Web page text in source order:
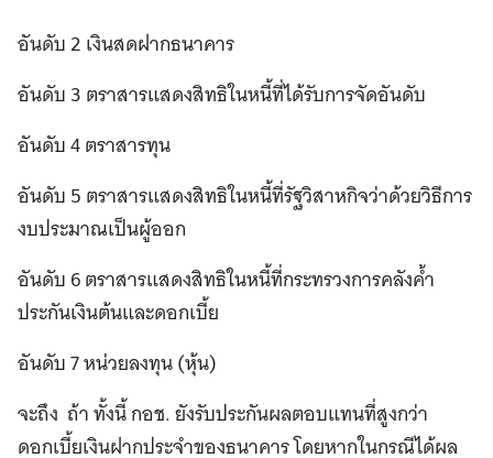
อันดับ 2 เงินสดฝากธนาคาร
อันดับ 3 ตราสารแสดงสิทธิในหนี้ที่ได้รับการจัดอันดับ
อันดับ 4 ตราสารทุน
อันดับ 5 ตราสารแสดงสิทธิในหนี้ที่รัฐวิสาหกิจว่าด้วยวิธีการ
งบประมาณเป็นผู้ออก
อันดับ 6 ตราสารแสดงสิทธิในหนี้ที่กระทรวงการคลังค้ำ
ประกันเงินต้นและดอกเบี้ย
อันดับ 7 หน่วยลงทุน (หุ้น)
จะถึง ถ้า ทั้งนี้ กอช. ยังรับประกันผลตอบแทนที่สูงกว่า
ดอกเบี้ยเงินฝากประจำของธนาคาร โดยหากในกรณีได้ผล